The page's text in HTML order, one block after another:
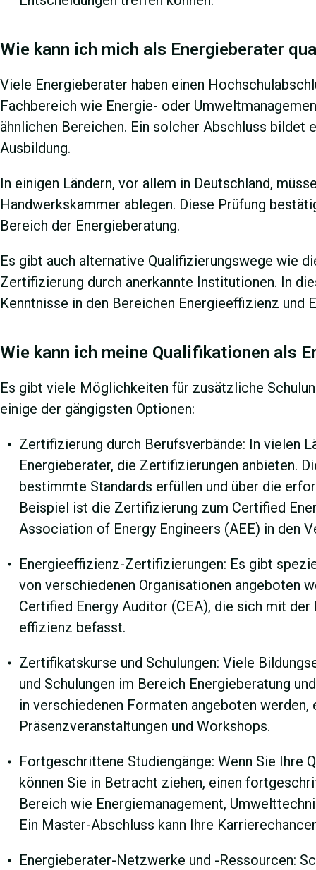
Wie kann ich mich als Energieberater
Viele Energieberater haben einen
Fachbereich wie Energie- oder
ähnlichen Bereichen. Ein solcher Abschluss bildet
Ausbildung.
In einigen Ländern, vor allem in Deutschland,
Handwerkskammer ablegen. Diese Prüfung
Bereich der Energieberatung.
Es gibt auch alternative Qualifizierungswege wie
Zertifizierung durch anerkannte Institutionen. In
Kenntnisse in den Bereichen Energieeffizienz und
Wie kann ich meine Qualifikationen als
Es gibt viele Möglichkeiten für zusätzliche
einige der gängigsten Optionen:
Zertifizierung durch Berufsverbände: In vielen
Energieberater, die Zertifizierungen anbieten.
bestimmte Standards erfüllen und über die
Beispiel ist die Zertifizierung zum Certified
Association of Energy Engineers (AEE) in den
Energieeffizienz-Zertifizierungen: Es gibt
von verschiedenen Organisationen angeboten
Certified Energy Auditor (CEA), die sich mit
effizienz befasst.
Zertifikatskurse und Schulungen: Viele
und Schulungen im Bereich Energieberatung
in verschiedenen Formaten angeboten
Präsenzveranstaltungen und Workshops.
Fortgeschrittene Studiengänge: Wenn Sie Ihre
können Sie in Betracht ziehen, einen
Bereich wie Energiemanagement,
Ein Master-Abschluss kann Ihre
Energieberater-Netzwerke und -Ressourcen: